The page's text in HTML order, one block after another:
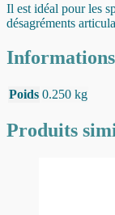
Il est idéal pour les
désagréments
Poids 0.250 kg
Produits